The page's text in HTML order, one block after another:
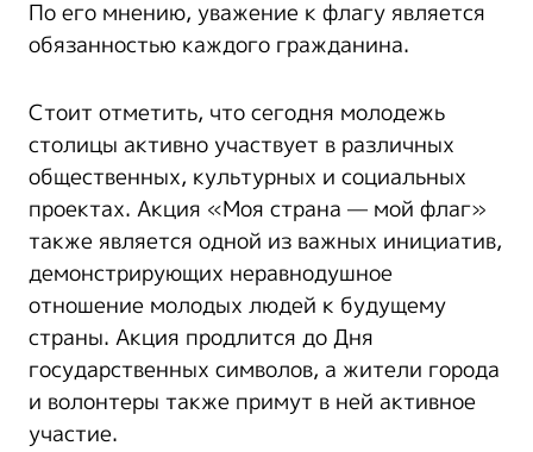
По его мнению, уважение к флагу является
обязанностью каждого гражданина.
Стоит отметить, что сегодня молодежь
столицы активно участвует в различных
общественных, культурных и социальных
проектах. Акция «Моя страна — мой флаг»
также является одной из важных инициатив,
демонстрирующих неравнодушное
отношение молодых людей к будущему
страны. Акция продлится до Дня
государственных символов, а жители города
и волонтеры также примут в ней активное
участие.